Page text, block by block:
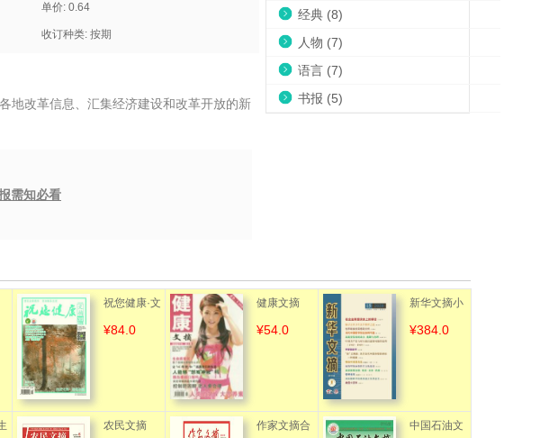
单价: 0.64
收订种类: 按期
地改革信息、汇集经济建设和改革开放的新
需知必看
经典 (8)
人物 (7)
语言 (7)
书报 (5)
祝您健康·文
摘
¥84.0
健康文摘
¥54.0
新华文摘小
字版（赠手
¥384.0
农民文摘 作家文摘合 中国石油文